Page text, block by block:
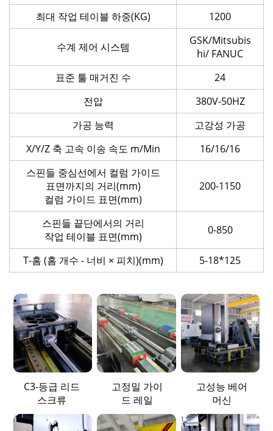
최대 작업 테이블 하중(KG)
1200
수계 제어 시스템
GSK/Mitsubis
hi/ FANUC
표준 툴 매거진 수
24
전압
380V-50HZ
가공 능력
고강성 가공
X/Y/Z 축 고속 이송 속도 m/Min
16/16/16
스핀들 중심선에서 컬럼 가이드
표면까지의 거리(mm)
컬럼 가이드 표면(mm)
200-1150
스핀들 끝단에서의 거리
작업 테이블 표면(mm)
0-850
T-홈 (홈 개수 - 너비 × 피치)(mm) 5-18*125
C3-등급 리드
스크류
고정밀 가이
드 레일
고성능 베어
머신